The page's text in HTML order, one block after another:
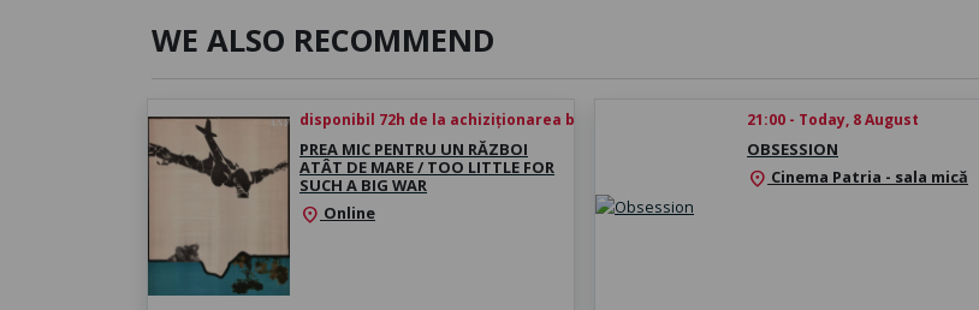
WE ALSO RECOMMEND
disponibil 72h de la achiziționarea biletului
PREA MIC PENTRU UN RĂZBOI
ATÂT DE MARE / TOO LITTLE FOR
SUCH A BIG WAR
location_on Online
21:00 - Today, 8 August
OBSESSION
location_on Cinema Patria - sala mică